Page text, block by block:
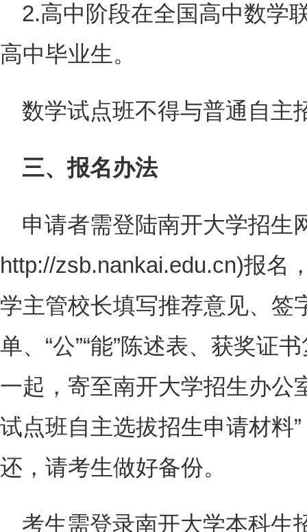
2.高中阶段在全国高中数学
高中毕业生。
数学试点班不得与普通自主
三、报名办法
申请者需登陆南开大学招生
http://zsb.nankai.edu.cn)报名
学主管校长填写推荐意见、签
单、“公”“能”陈述表、获奖证
一起，寄至南开大学招生办公
试点班自主选拔招生申请材料
还，请考生做好备份。
考生需登录南开大学本科生